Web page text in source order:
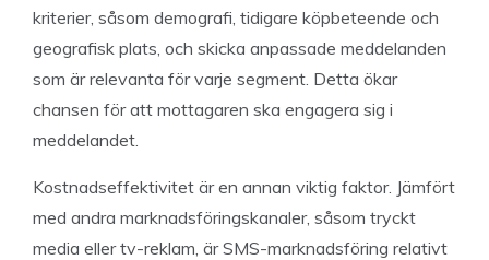
kriterier, såsom demografi, tidigare köpbeteende och
geografisk plats, och skicka anpassade meddelanden
som är relevanta för varje segment. Detta ökar
chansen för att mottagaren ska engagera sig i
meddelandet.
Kostnadseffektivitet är en annan viktig faktor. Jämfört
med andra marknadsföringskanaler, såsom tryckt
media eller tv-reklam, är SMS-marknadsföring relativt